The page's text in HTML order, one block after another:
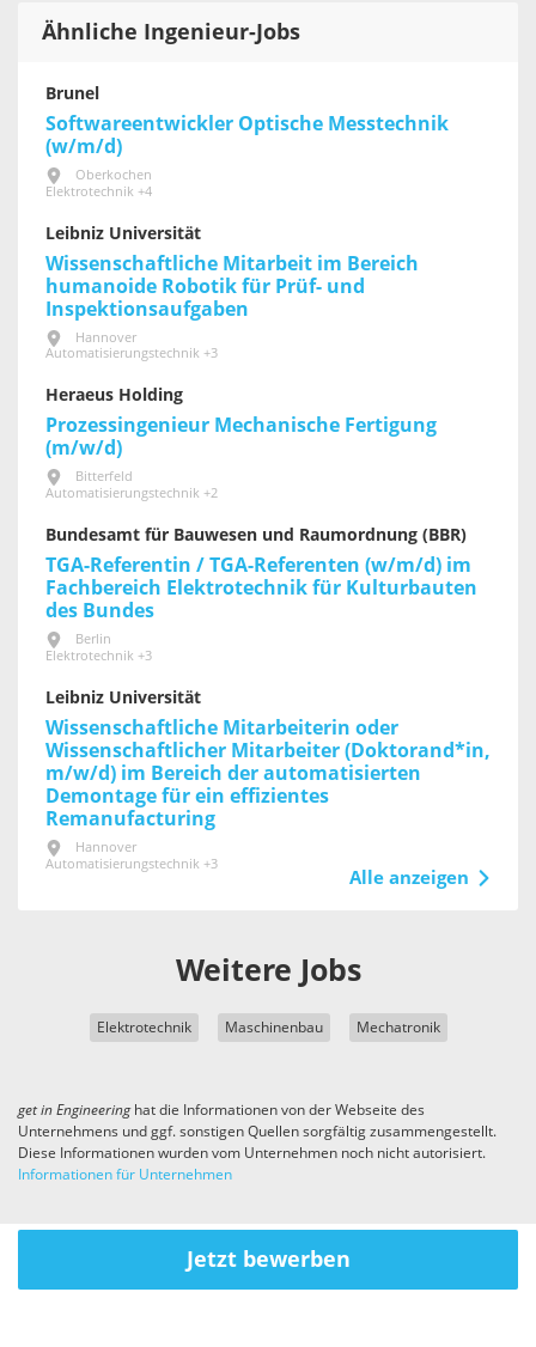
Ähnliche Ingenieur-Jobs
Brunel
Softwareentwickler Optische Messtechnik
(w/m/d)
Oberkochen
Elektrotechnik +4
Leibniz Universität
Wissenschaftliche Mitarbeit im Bereich
humanoide Robotik für Prüf- und
Inspektionsaufgaben
Hannover
Automatisierungstechnik +3
Heraeus Holding
Prozessingenieur Mechanische Fertigung
(m/w/d)
Bitterfeld
Automatisierungstechnik +2
Bundesamt für Bauwesen und Raumordnung (BBR)
TGA-Referentin / TGA-Referenten (w/m/d) im
Fachbereich Elektrotechnik für Kultur­bauten
des Bundes
Berlin
Elektrotechnik +3
Leibniz Universität
Wissenschaftliche Mitarbeiterin oder
Wissenschaftlicher Mitarbeiter (Doktorand*in,
m/w/d) im Bereich der automatisierten
Demontage für ein effizientes
Remanufacturing
Hannover
Automatisierungstechnik +3
Alle anzeigen
Weitere Jobs
Elektrotechnik Maschinenbau Mechatronik
get in Engineeringhat die Informationen von der Webseite des
Unternehmens und ggf. sonstigen Quellen sorgfältig zusammengestellt.
Diese Informationen wurden vom Unternehmen noch nicht autorisiert.
Informationen für Unternehmen
Jetzt bewerben